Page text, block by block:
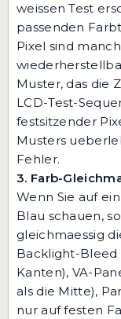
weissen Test
passenden
Pixel sind
Muster, das die
LCD-Test-
festsitzender
Musters
Fehler.
3. Farb-
Wenn Sie auf
Blau schauen,
gleichmaessig
Backlight-Bleed
Kanten), VA-
als die Mitte),
nur auf festen